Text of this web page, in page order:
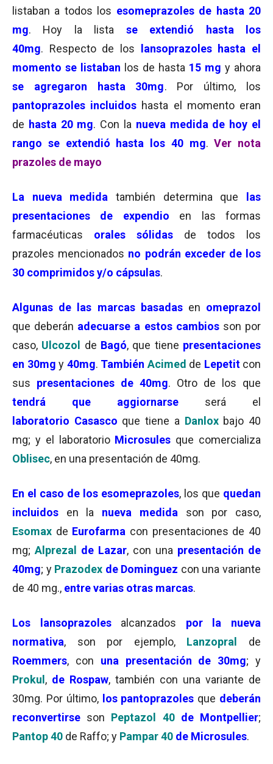
listaban a todos los esomeprazoles de hasta 20
mg. Hoy la lista se extendió hasta los
40mg. Respecto de los
lansoprazoles hasta el
momento se listaban los de hasta 15 mg y ahora
se agregaron hasta 30mg. Por último, los
pantoprazoles incluidos hasta el momento eran
de hasta 20 mg. Con la nueva medida de hoy el
rango se extendió hasta los 40 mg.Ver nota
prazoles de mayo
La nueva medida también determina que
las
presentaciones de expendio en las formas
farmacéuticas orales sólidas de todos los
prazoles mencionados no podrán exceder de los
30 comprimidos y/o cápsulas.
Algunas de las marcas basadas en omeprazol
que deberán adecuarse a estos cambios son por
caso, Ulcozol de Bagó, que tiene presentaciones
en 30mg y 40mg. También Acimed de Lepetitcon
sus presentaciones de 40mg. Otro de los que
tendrá que aggiornarse será el
laboratorio Casasco que tiene a Danlox bajo 40
mg; y el laboratorio Microsules que comercializa
Oblisec, en una presentación de 40mg.
En el caso de los esomeprazoles, los que quedan
incluidos en la nueva medida son por caso,
Esomax de Eurofarma con presentaciones de 40
mg; Alprezal de Lazar, con una presentación de
40mg; y Prazodex de Dominguez con una variante
de 40 mg., entre varias otras marcas.
Los lansoprazolesalcanzados por la nueva
normativa, son por ejemplo, Lanzopral
de
Roemmers, con una presentación de 30mg; y
Prokul , de Rospaw, también con una variante de
30mg. Por último,los pantoprazoles que deberán
reconvertirse son Peptazol 40 de Montpellier;
Pantop 40 de Raffo; y Pampar 40 de Microsules.